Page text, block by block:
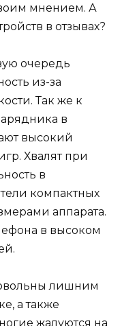
мнением. А
в отзывах?
очередь
из-за
Так же к
в
высокий
Хвалят при
в
компактных
аппарата.
в высоком
лишним
а также
жалуются на